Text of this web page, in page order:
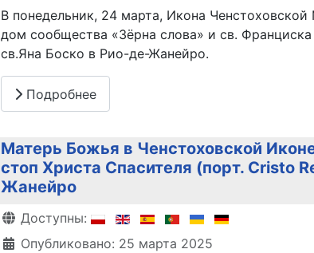
В понедельник, 24 марта, Икона
дом сообщества «Зёрна слова» и св.
св.Яна Боско в Рио-де-Жанейро.
Подробнее
Матерь Божья в Ченстоховской
стоп Христа Спасителя (порт. Cristo
Жанейро
Информация о материале
Доступны:
Опубликовано: 25 марта 2025